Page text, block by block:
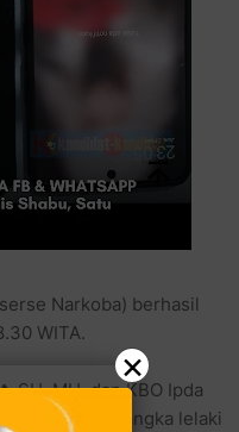
Narkoba) berhasil
WITA.
, SH, MH, dan KBO Ipda
seorang tersangka lelaki
×